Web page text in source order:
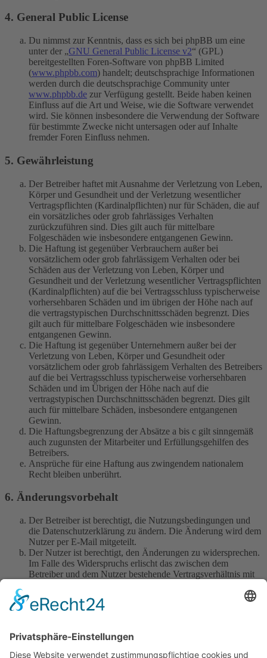
4. General Public License
Du nimmst zur Kenntnis, dass es sich bei phpBB um eine
unter der „GNU General Public License v2“ (GPL)
bereitgestellten Foren-Software von phpBB Limited
(www.phpbb.com) handelt; deutschsprachige Informationen
werden durch die deutschsprachige Community unter
www.phpbb.de zur Verfügung gestellt. Beide haben keinen
Einfluss auf die Art und Weise, wie die Software verwendet
wird. Sie können insbesondere die Verwendung der Software
für bestimmte Zwecke nicht untersagen oder auf Inhalte
fremder Foren Einfluss nehmen.
5. Gewährleistung
Der Betreiber haftet mit Ausnahme der Verletzung von Leben,
Körper und Gesundheit und der Verletzung wesentlicher
Vertragspflichten (Kardinalpflichten) nur für Schäden, die auf
ein vorsätzliches oder grob fahrlässiges Verhalten
zurückzuführen sind. Dies gilt auch für mittelbare
Folgeschäden wie insbesondere entgangenen Gewinn.
Die Haftung ist gegenüber Verbrauchern außer bei
vorsätzlichem oder grob fahrlässigem Verhalten oder bei
Schäden aus der Verletzung von Leben, Körper und
Gesundheit und der Verletzung wesentlicher Vertragspflichten
(Kardinalpflichten) auf die bei Vertragsschluss typischerweise
vorhersehbaren Schäden und im übrigen der Höhe nach auf
die vertragstypischen Durchschnittsschäden begrenzt. Dies
gilt auch für mittelbare Folgeschäden wie insbesondere
entgangenen Gewinn.
Die Haftung ist gegenüber Unternehmern außer bei der
Verletzung von Leben, Körper und Gesundheit oder
vorsätzlichem oder grob fahrlässigem Verhalten des Betreibers
auf die bei Vertragsschluss typischerweise vorhersehbaren
Schäden und im Übrigen der Höhe nach auf die
vertragstypischen Durchschnittsschäden begrenzt. Dies gilt
auch für mittelbare Schäden, insbesondere entgangenen
Gewinn.
Die Haftungsbegrenzung der Absätze a bis c gilt sinngemäß
auch zugunsten der Mitarbeiter und Erfüllungsgehilfen des
Betreibers.
Ansprüche für eine Haftung aus zwingendem nationalem
Recht bleiben unberührt.
6. Änderungsvorbehalt
Der Betreiber ist berechtigt, die Nutzungsbedingungen und
die Datenschutzerklärung zu ändern. Die Änderung wird dem
Nutzer per E-Mail mitgeteilt.
Der Nutzer ist berechtigt, den Änderungen zu widersprechen.
Im Falle des Widerspruchs erlischt das zwischen dem
Betreiber und dem Nutzer bestehende Vertragsverhältnis mit
Die Änderungen gelten als anerkannt und verbindlich, wenn
der Nutzer den Änderungen zugestimmt hat.
sind in der Datenschutzerklärung enthalten.